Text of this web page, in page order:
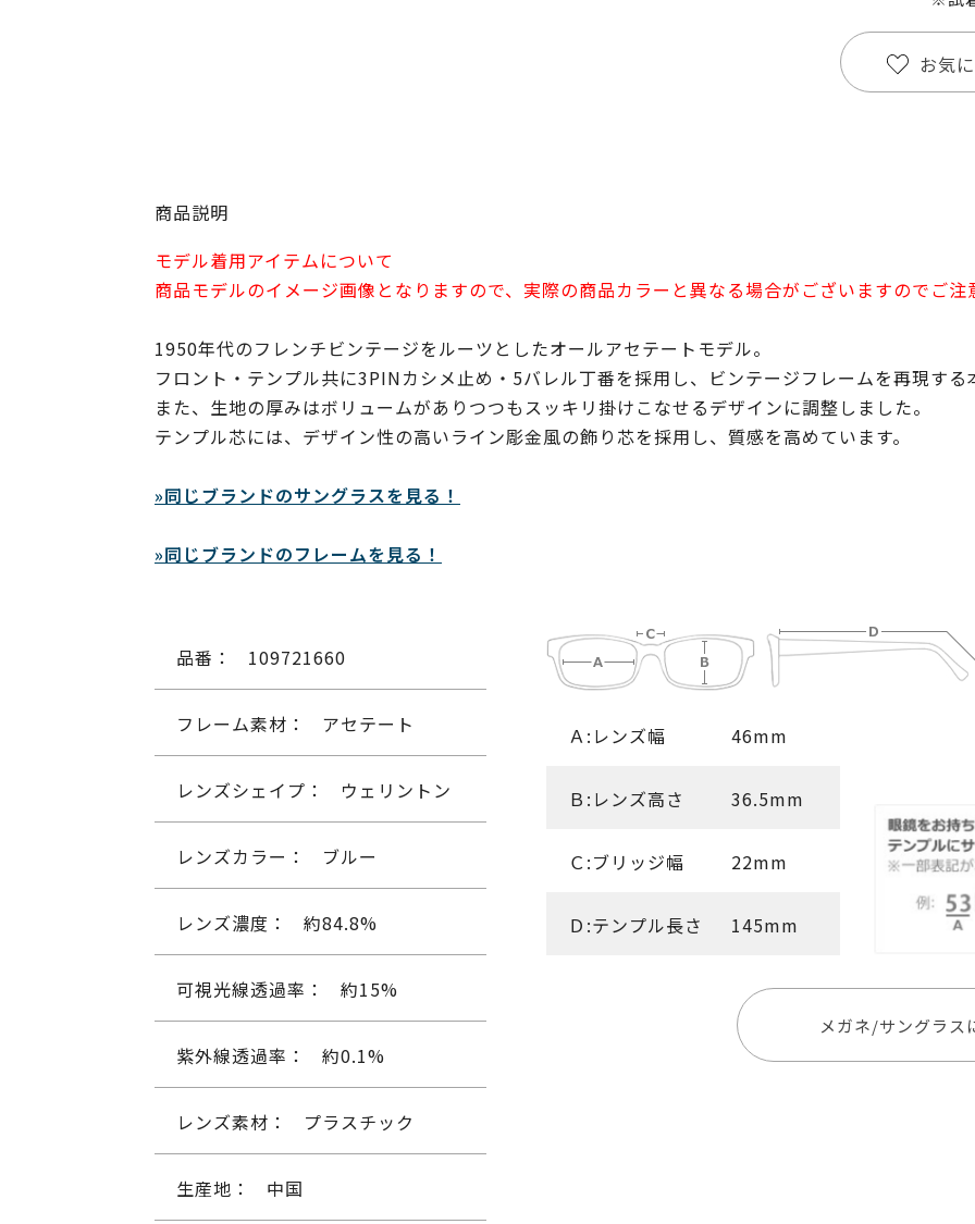
お気
商品説明
モデル着用アイテムについて
商品モデルのイメージ画像となりますので、実際の商品カラーと異なる場合がございますのでご注
1950年代のフレンチビンテージをルーツとしたオールアセテートモデル。
フロント・テンプル共に3PINカシメ止め・5バレル丁番を採用し、ビンテージフレームを再現する
また、生地の厚みはボリュームがありつつもスッキリ掛けこなせるデザインに調整しました。
テンプル芯には、デザイン性の高いライン彫金風の飾り芯を採用し、質感を高めています。
»同じブランドのサングラスを見る！
»同じブランドのフレームを見る！
品番： 109721660
フレーム素材： アセテート
レンズシェイプ： ウェリントン
レンズカラー： ブルー
レンズ濃度： 約84.8%
可視光線透過率： 約15%
紫外線透過率： 約0.1%
レンズ素材： プラスチック
生産地： 中国
Ａ:レンズ幅 46mm
Ｂ:レンズ高さ 36.5mm
Ｃ:ブリッジ幅 22mm
Ｄ:テンプル長さ 145mm
メガネ/サングラス